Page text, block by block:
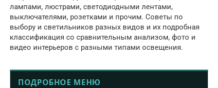
лампами, люстрами, светодиодными лентами,
выключателями, розетками и прочим. Советы по
выбору и светильников разных видов и их подробная
классификация со сравнительным анализом, фото и
видео интерьеров с разными типами освещения.
ПОДРОБНОЕ МЕНЮ